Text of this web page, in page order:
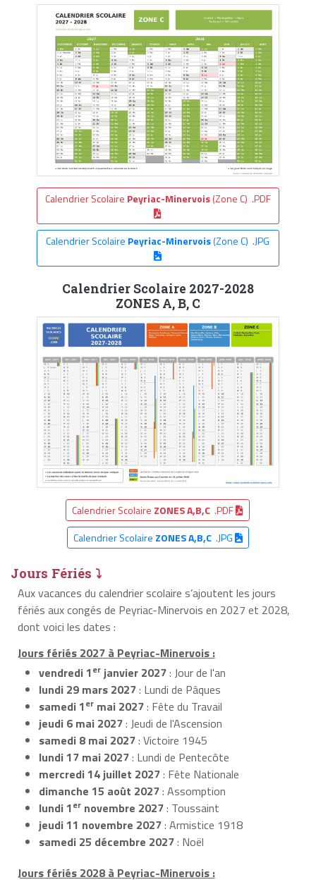
Calendrier Scolaire Peyriac-Minervois(Zone C) .PDF
Calendrier Scolaire Peyriac-Minervois(Zone C) .JPG
Calendrier Scolaire 2027-2028
ZONES A, B, C
Calendrier Scolaire ZONES A,B,C .PDF
Calendrier Scolaire ZONES A,B,C.JPG
Jours Fériés ⤵
Aux vacances du calendrier scolaire s’ajoutent les jours
fériés aux congés de Peyriac-Minervois en 2027 et 2028,
dont voici les dates :
Jours fériés 2027 à Peyriac-Minervois :
vendredi 1er janvier 2027: Jour de l'an
lundi 29 mars 2027: Lundi de Pâques
samedi 1er mai 2027: Fête du Travail
jeudi 6 mai 2027: Jeudi de l'Ascension
samedi 8 mai 2027: Victoire 1945
lundi 17 mai 2027: Lundi de Pentecôte
mercredi 14 juillet 2027: Fête Nationale
dimanche 15 août 2027: Assomption
lundi 1er novembre 2027: Toussaint
jeudi 11 novembre 2027: Armistice 1918
samedi 25 décembre 2027: Noël
Jours fériés 2028 à Peyriac-Minervois :